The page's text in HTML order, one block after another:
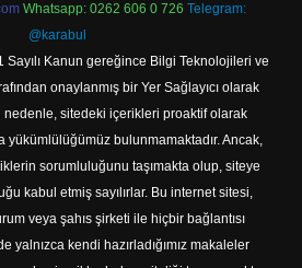
Whatsapp: 0262 606 0 726 Telegram:
@karabul
Sayılı Kanun gereğince Bilgi Teknolojileri ve
onaylanmış bir Yer Sağlayıcı olarak
nedenle, sitedeki içerikleri proaktif olarak
yükümlülüğümüz bulunmamaktadır. Ancak,
sorumluluğunu taşımakta olup, siteye
kabul etmiş sayılırlar. Bu internet sitesi,
veya şahıs şirketi ile hiçbir bağlantısı
yalnızca kendi hazırladığımız makaleler